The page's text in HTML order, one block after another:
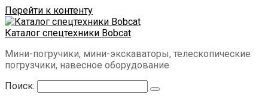
Перейти к контенту
Каталог спецтехники Bobcat
Мини-погручики, мини-экскаваторы, телескопические
погрузчики, навесное оборудование
Поиск: